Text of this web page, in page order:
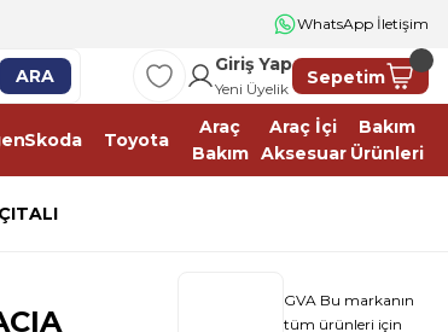
WhatsApp İletişim
ARA
Giriş Yap
Yeni Üyelik
Sepetim
Skoda Toyota
Araç
Bakım
Araç İçi
Aksesuar
Bakım
Ürünleri
GVA Bu markanın
tüm ürünleri için